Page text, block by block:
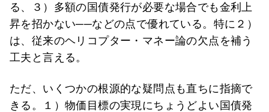
る、３）多額の国債発行が必要な場合でも金利上
昇を招かない──などの点で優れている。特に２）
は、従来のヘリコプター・マネー論の欠点を補う
工夫と言える。
ただ、いくつかの根源的な疑問点も直ちに指摘で
きる。１）物価目標の実現にちょうどよい国債発